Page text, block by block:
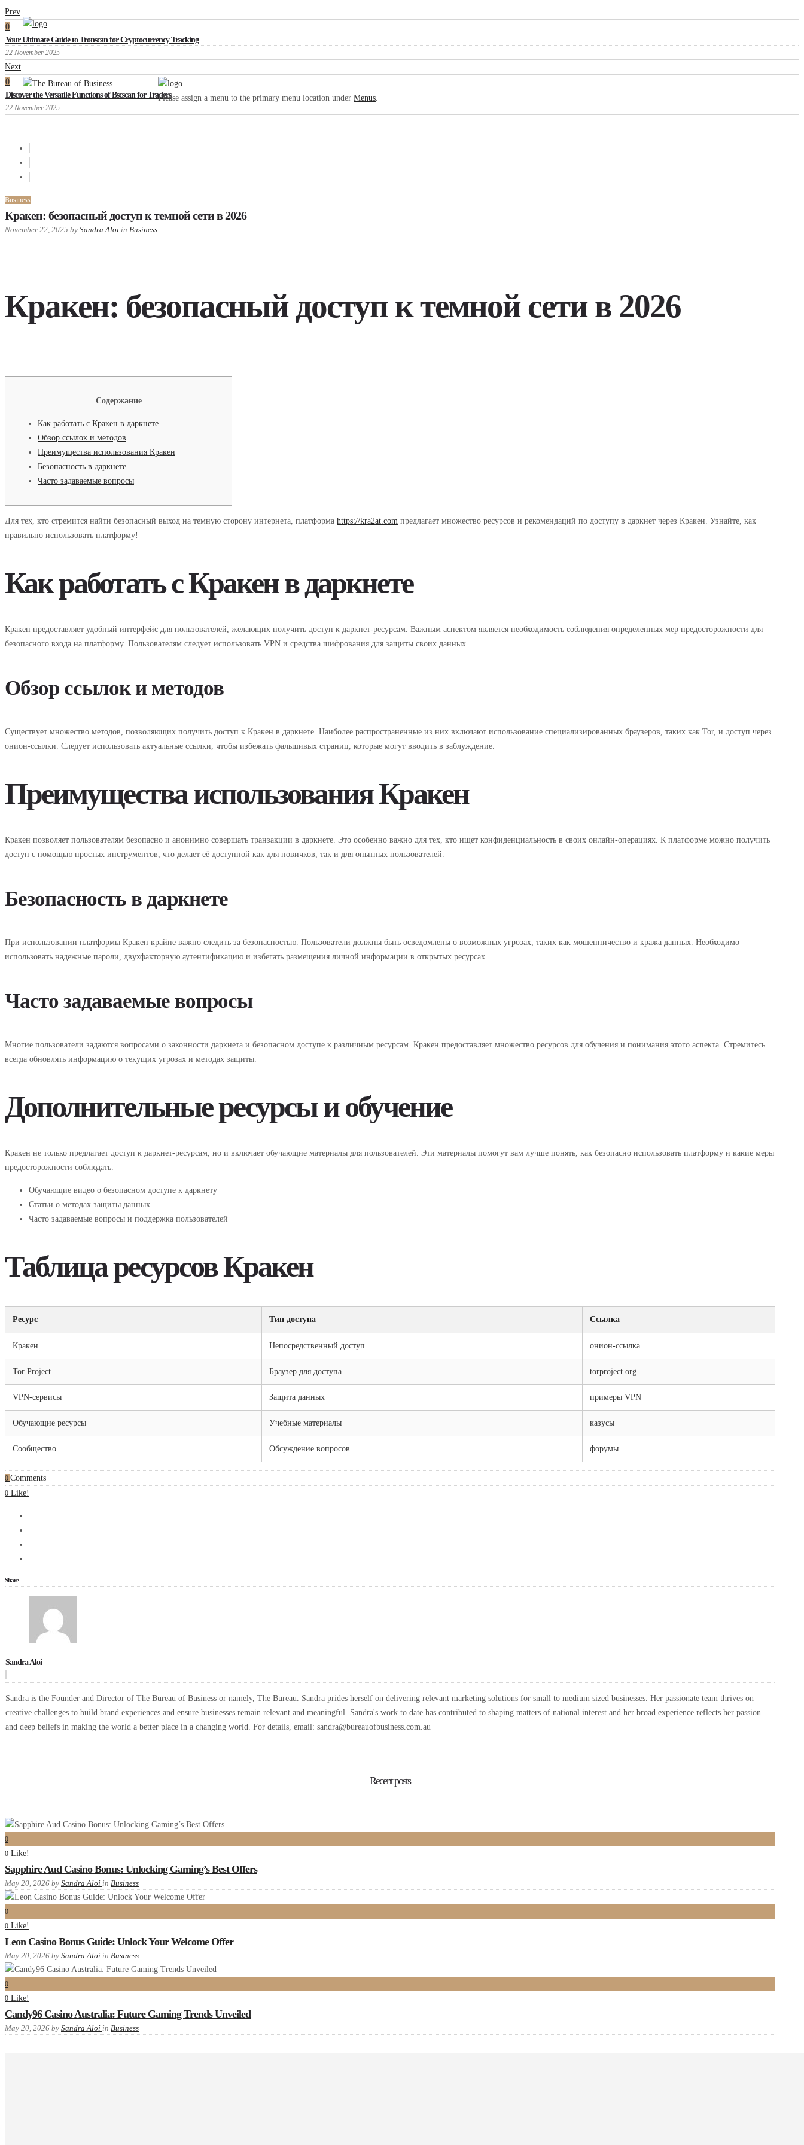
Please assign a menu to the primary menu location under Menus.
Prev
0
Your Ultimate Guide to Tronscan for Cryptocurrency Tracking
22 November 2025
Next
0
Discover the Versatile Functions of Bscscan for Traders
22 November 2025
Business
Кракен: безопасный доступ к темной сети в 2026
November 22, 2025 by Sandra Aloi in Business
Кракен: безопасный доступ к темной сети в 2026
Содержание
Как работать с Кракен в даркнете
Обзор ссылок и методов
Преимущества использования Кракен
Безопасность в даркнете
Часто задаваемые вопросы
Для тех, кто стремится найти безопасный выход на темную сторону интернета, платформа https://kra2at.com предлагает множество ресурсов и рекомендаций по доступу в даркнет через Кракен. Узнайте, как
правильно использовать платформу!
Как работать с Кракен в даркнете
Кракен предоставляет удобный интерфейс для пользователей, желающих получить доступ к даркнет-ресурсам. Важным аспектом является необходимость соблюдения определенных мер предосторожности для
безопасного входа на платформу. Пользователям следует использовать VPN и средства шифрования для защиты своих данных.
Обзор ссылок и методов
Существует множество методов, позволяющих получить доступ к Кракен в даркнете. Наиболее распространенные из них включают использование специализированных браузеров, таких как Tor, и доступ через
онион-ссылки. Следует использовать актуальные ссылки, чтобы избежать фальшивых страниц, которые могут вводить в заблуждение.
Преимущества использования Кракен
Кракен позволяет пользователям безопасно и анонимно совершать транзакции в даркнете. Это особенно важно для тех, кто ищет конфиденциальность в своих онлайн-операциях. К платформе можно получить
доступ с помощью простых инструментов, что делает её доступной как для новичков, так и для опытных пользователей.
Безопасность в даркнете
При использовании платформы Кракен крайне важно следить за безопасностью. Пользователи должны быть осведомлены о возможных угрозах, таких как мошенничество и кража данных. Необходимо
использовать надежные пароли, двухфакторную аутентификацию и избегать размещения личной информации в открытых ресурсах.
Часто задаваемые вопросы
Многие пользователи задаются вопросами о законности даркнета и безопасном доступе к различным ресурсам. Кракен предоставляет множество ресурсов для обучения и понимания этого аспекта. Стремитесь
всегда обновлять информацию о текущих угрозах и методах защиты.
Дополнительные ресурсы и обучение
Кракен не только предлагает доступ к даркнет-ресурсам, но и включает обучающие материалы для пользователей. Эти материалы помогут вам лучше понять, как безопасно использовать платформу и какие меры
предосторожности соблюдать.
Обучающие видео о безопасном доступе к даркнету
Статьи о методах защиты данных
Часто задаваемые вопросы и поддержка пользователей
Таблица ресурсов Кракен
Ресурс Тип доступа Ссылка
Кракен Непосредственный доступ онион-ссылка
Tor Project Браузер для доступа torproject.org
VPN-сервисы Защита данных примеры VPN
Обучающие ресурсы Учебные материалы казусы
Сообщество Обсуждение вопросов форумы
0 Comments
0 Like!
Share
Sandra Aloi
Sandra is the Founder and Director of The Bureau of Business or namely, The Bureau. Sandra prides herself on delivering relevant marketing solutions for small to medium sized businesses. Her passionate team thrives on
creative challenges to build brand experiences and ensure businesses remain relevant and meaningful. Sandra's work to date has contributed to shaping matters of national interest and her broad experience reflects her passion
and deep beliefs in making the world a better place in a changing world. For details, email: sandra@bureauofbusiness.com.au
Recent posts
0
0 Like!
Sapphire Aud Casino Bonus: Unlocking Gaming’s Best Offers
May 20, 2026 by Sandra Aloi in Business
0
0 Like!
Leon Casino Bonus Guide: Unlock Your Welcome Offer
May 20, 2026 by Sandra Aloi in Business
0
0 Like!
Candy96 Casino Australia: Future Gaming Trends Unveiled
May 20, 2026 by Sandra Aloi in Business